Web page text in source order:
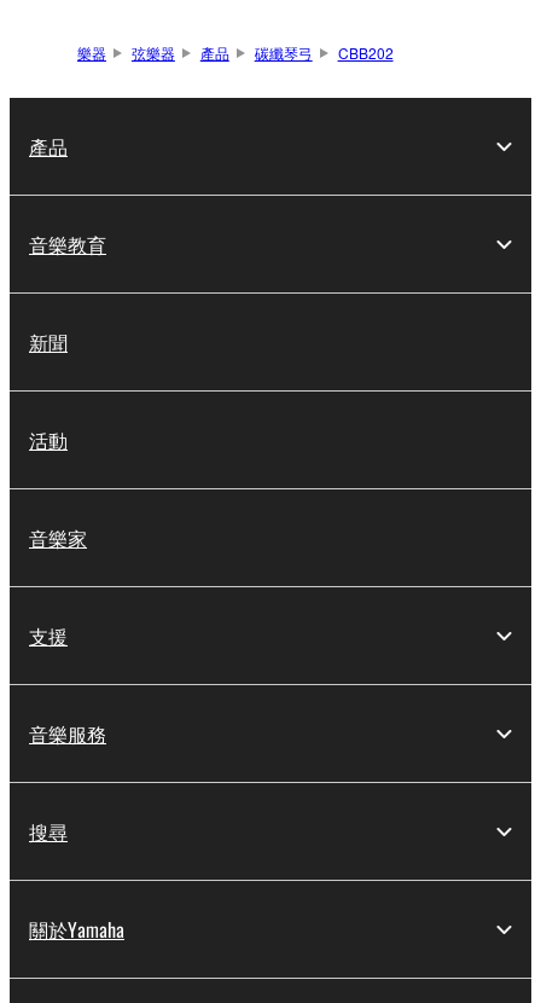
樂器 弦樂器 產品 碳纖琴弓 CBB202
產品
音樂教育
新聞
活動
音樂家
支援
音樂服務
搜尋
關於Yamaha